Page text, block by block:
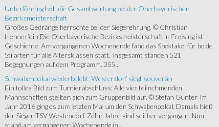
Unterföhring holt die Gesamtwertung bei der Oberbayerischen
Bezirksmeisterschaft
Großes Gedränge herrschte bei der Siegerehrung. © Christian
Hennerfein Die Oberbayerische Bezirksmeisterschaft in Freising ist
Geschichte. Am vergangenen Wochenende fand das Spektakel für beide
Stilarten für alle Altersklassen statt. Insgesamt standen 521
Begegnungen auf dem Programm. 355...
Schwabenpokal wiederbelebt: Westendorf siegt souverän
Ein tolles Bild zum Turnierabschluss: Alle vier teilnehmenden
Mannschaften stellten sich zum Gruppenbild auf. © Stefan Günter Im
Jahr 2016 ging es zum letzten Mal um den Schwabenpokal. Damals hieß
der Sieger TSV Westendorf. Zehn Jahre sind seither vergangen. Nun
stand am vergangenen Wochenende in...